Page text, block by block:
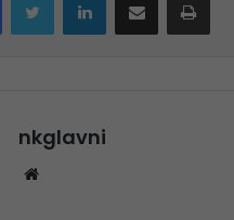
nkglavni